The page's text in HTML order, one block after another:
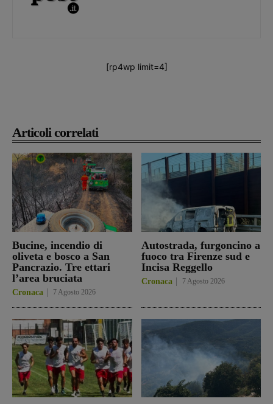
Articoli correlati
Bucine, incendio di
oliveta e bosco a San
Pancrazio. Tre ettari
l’area bruciata
Cronaca 7 Agosto 2026
Autostrada, furgoncino a
fuoco tra Firenze sud e
Incisa Reggello
Cronaca 7 Agosto 2026
[rp4wp limit=4]